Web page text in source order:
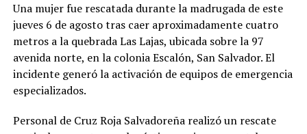
Una mujer fue rescatada durante la madrugada de este
jueves 6 de agosto tras caer aproximadamente cuatro
metros a la quebrada Las Lajas, ubicada sobre la 97
avenida norte, en la colonia Escalón, San Salvador. El
incidente generó la activación de equipos de emergencia
especializados.
Personal de Cruz Roja Salvadoreña realizó un rescate